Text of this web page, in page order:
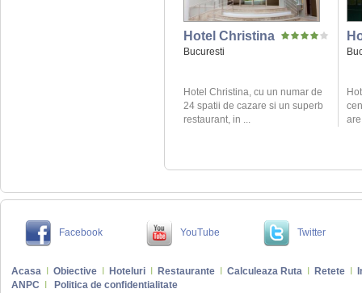
Hotel Christina
Bucuresti
Hotel Christina, cu un numar de
24 spatii de cazare si un superb
restaurant, in ...
Facebook YouTube Twitter
Acasa Obiective Hoteluri Restaurante Calculeaza Ruta Retete
ANPC
Politica de confidentialitate